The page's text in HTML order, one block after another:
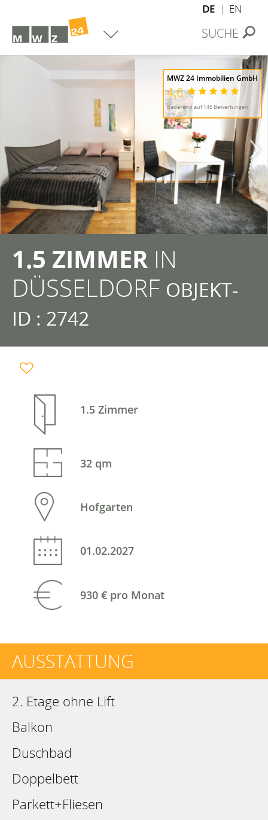
SUCHE
DE EN
MWZ 24 Immobilien GmbH
4.6
Basierend auf 146 Bewertungen
1.5 ZIMMER IN
DÜSSELDORF OBJEKT-
ID : 2742
1.5 Zimmer
32 qm
Hofgarten
01.02.2027
930 € pro Monat
AUSSTATTUNG
2. Etage ohne Lift
Balkon
Duschbad
Doppelbett
Parkett+Fliesen